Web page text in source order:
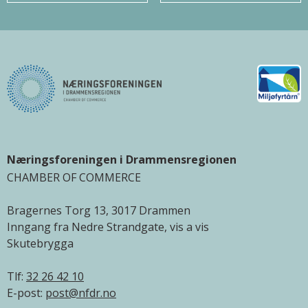
Næringsforeningen i Drammensregionen
CHAMBER OF COMMERCE
Bragernes Torg 13, 3017 Drammen
Inngang fra Nedre Strandgate, vis a vis
Skutebrygga
Tlf: 32 26 42 10
E-post: post@nfdr.no